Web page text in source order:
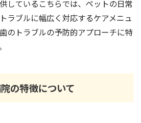
しているこちらでは、ペットの日常
ラブルに幅広く対応するケアメニュ
のトラブルの予防的アプローチに特
の特徴について